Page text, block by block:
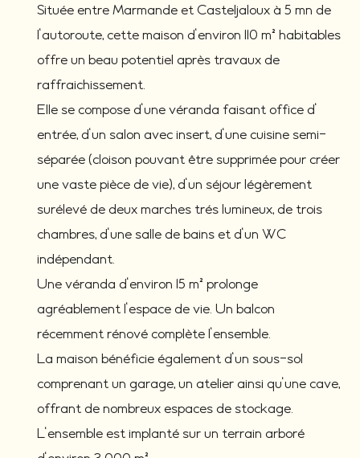
Située entre Marmande et Casteljaloux à 5 mn de
l'autoroute, cette maison d'environ 110 m² habitables
offre un beau potentiel après travaux de
raffraichissement.
Elle se compose d'une véranda faisant office d'
entrée, d'un salon avec insert, d'une cuisine semi-
séparée (cloison pouvant être supprimée pour créer
une vaste pièce de vie), d'un séjour légèrement
surélevé de deux marches trés lumineux, de trois
chambres, d'une salle de bains et d'un WC
indépendant.
Une véranda d'environ 15 m² prolonge
agréablement l'espace de vie. Un balcon
récemment rénové complète l'ensemble.
La maison bénéficie également d'un sous-sol
comprenant un garage, un atelier ainsi qu'une cave,
offrant de nombreux espaces de stockage.
L'ensemble est implanté sur un terrain arboré